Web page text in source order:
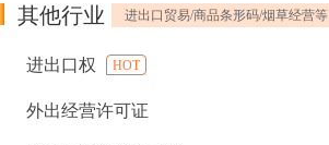
其他行业 进出口贸易/商品条形码/烟草经营等
进出口权 HOT
外出经营许可证